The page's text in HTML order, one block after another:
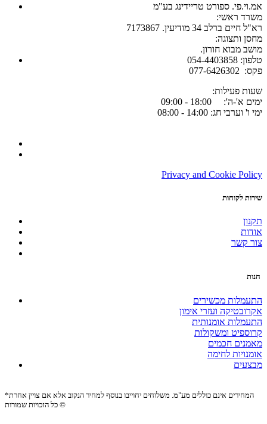
אמ.וי.פי. ספורט טריידינג בע"מ
:משרד ראשי
רא"ל חיים ברלב 34 מודיעין. 7173867
:מחסן ותצוגה
.מושב מבוא חורון
054-4403858 :טלפון
077-6426302 :פקס
:שעות פעילות
ימים א'-ה': 18:00 - 09:00
ימי ו' וערבי חג: 14:00 - 08:00
Privacy and Cookie Policy
שירות לקוחות
תקנון
אודות
צור קשר
התעמלות מכשירים
אקרובטיקה ועזרי אימון
התעמלות אומנותית
קרוספיט ומשקולות
מאמנים חכמים
אומנויות לחימה
מבצעים
*המחירים אינם כוללים מע"מ. משלוחים יחוייבו בנוסף למחיר הנקוב אלא אם צויין אחרת
כל הזכויות שמורות ©